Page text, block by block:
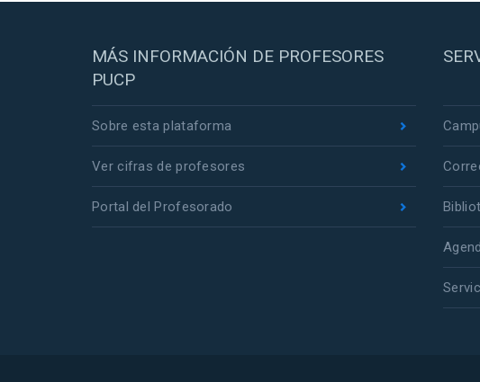
MÁS INFORMACIÓN DE PROFESORES
PUCP
Sobre esta plataforma
Ver cifras de profesores
Portal del Profesorado